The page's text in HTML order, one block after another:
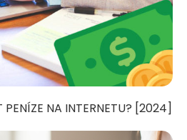
PENÍZE NA INTERNETU? [2024]